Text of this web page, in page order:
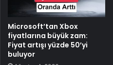
Microsoft’tan Xbox
fiyatlarına büyük zam:
Fiyat artışı yüzde 50’yi
buluyor